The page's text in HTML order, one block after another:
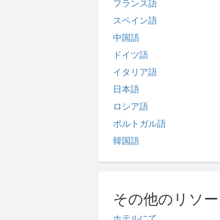
フランス語
スペイン語
中国語
ドイツ語
イタリア語
日本語
ロシア語
ポルトガル語
韓国語
その他のリソ